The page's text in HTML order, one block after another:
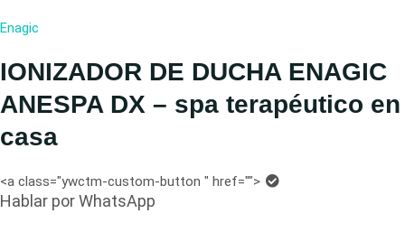
Enagic
IONIZADOR DE DUCHA ENAGIC
ANESPA DX – spa terapéutico en
casa
<a class="ywctm-custom-button " href="">
Hablar por WhatsApp